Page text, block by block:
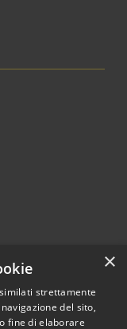
×
strettamente
del sito,
fine di elaborare
per chiudere